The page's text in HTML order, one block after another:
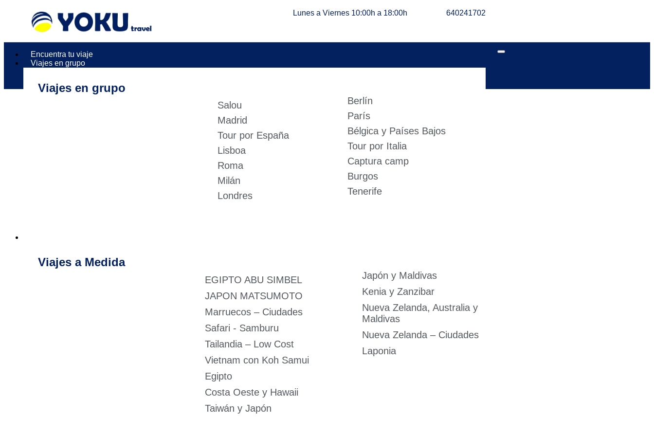
Lunes a Viernes 10:00h a 18:00h 640241702
Encuentra tu viaje
Viajes en grupo
Viajes en grupo
Salou
Madrid
Tour por España
Lisboa​
Roma​
Milán
Londres
Berlín
París
Bélgica y Países Bajos
Tour por Italia
Captura camp
Burgos
Tenerife
Viajes a Medida
EGIPTO ABU SIMBEL
JAPON MATSUMOTO
Marruecos – Ciudades
Safari - Samburu
Tailandia – Low Cost
Vietnam con Koh Samui
Egipto
Costa Oeste y Hawaii
Taiwán y Japón
Japón y Maldivas
Kenia y Zanzibar
Nueva Zelanda, Australia y
Maldivas
Nueva Zelanda – Ciudades
Laponia